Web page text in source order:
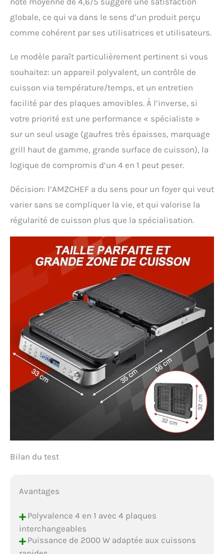
globale, ce qui va dans le sens d’un produit perçu
comme cohérent par ses utilisatrices et utilisateurs.
Le modèle paraît particulièrement pertinent si vous
souhaitez: un appareil polyvalent, un contrôle de
cuisson via température/temps, et un entretien
facilité par des plaques amovibles. À l’inverse, si
votre priorité est une performance « spécialiste »
sur un seul usage (gaufres très épaisses, marquage
grill haut de gamme, grande surface de cuisson), la
logique de compromis d’un 4 en 1 peut peser.
Décision: l’AMZCHEF a du sens pour un foyer qui veut
varier sans se compliquer la vie, et qui valorise la
régularité de cuisson plus que la spécialisation.
Bilan du test
Avantages
+Polyvalence 4 en 1 avec 4 plaques
interchangeables
+Puissance de 2000 W adaptée aux cuissons